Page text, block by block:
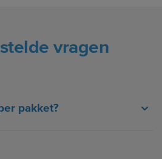
vragen
pakket?